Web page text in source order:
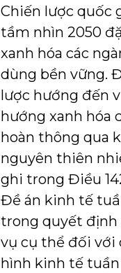
Chiến lược quốc
tầm nhìn 2050
xanh hóa các
dùng bền vững.
lược hướng đến
hướng xanh hóa
hoàn thông qua
nguyên thiên
ghi trong Điều
Đề án kinh tế
trong quyết định
vụ cụ thể đối với
hình kinh tế